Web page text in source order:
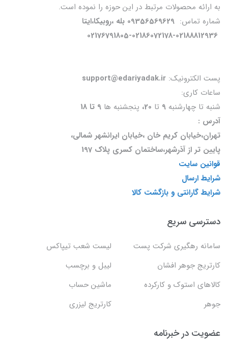
به ارائه محصولات مرتبط در این حوزه را نموده است.
شماره تماس: 09356569629 بله ،روبیکا،ایتا
02176791805-02186072178-02188812936
پست الکترونیک:
ساعات کاری:
شنبه تا چهارشنبه 9 تا 20، پنجشنبه ها
آدرس :
تهران،خیابان کریم خان ،خیابان ایرانشهر شمالی،
پایین تر از آذرشهر،ساختمان کسری پلاک 197
قوانین سایت
شرایط ارسال
شرایط گارانتی و بازگشت کالا
دسترسی سریع
سامانه رهگیری شرکت پست
لیست شعب تیپاکس
کارتریج جوهر افشان
لیبل و برچسب
کالاهای استوک و کارکرده
ماشین حساب
جوهر
کارتریج لیزری
عضویت در خبرنامه